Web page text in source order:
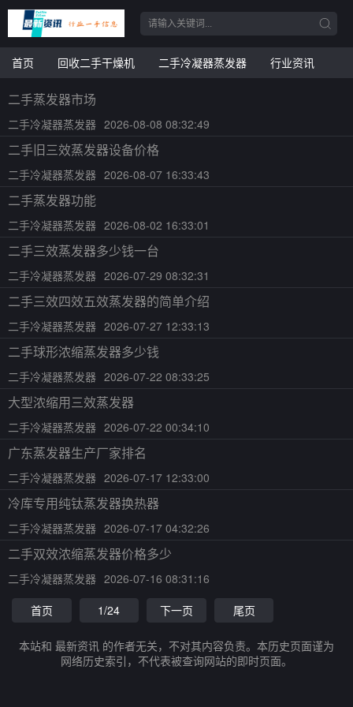
首页 回收二手干燥机 二手冷凝器蒸发器 行业资讯
二手蒸发器市场
二手冷凝器蒸发器 2026-08-08 08:32:49
二手旧三效蒸发器设备价格
二手冷凝器蒸发器 2026-08-07 16:33:43
二手蒸发器功能
二手冷凝器蒸发器 2026-08-02 16:33:01
二手三效蒸发器多少钱一台
二手冷凝器蒸发器 2026-07-29 08:32:31
二手三效四效五效蒸发器的简单介绍
二手冷凝器蒸发器 2026-07-27 12:33:13
二手球形浓缩蒸发器多少钱
二手冷凝器蒸发器 2026-07-22 08:33:25
大型浓缩用三效蒸发器
二手冷凝器蒸发器 2026-07-22 00:34:10
广东蒸发器生产厂家排名
二手冷凝器蒸发器 2026-07-17 12:33:00
冷库专用纯钛蒸发器换热器
二手冷凝器蒸发器 2026-07-17 04:32:26
二手双效浓缩蒸发器价格多少
二手冷凝器蒸发器 2026-07-16 08:31:16
首页
1/24 下一页 尾页
本站和 最新资讯 的作者无关，不对其内容负责。本历史页面谨为
网络历史索引，不代表被查询网站的即时页面。